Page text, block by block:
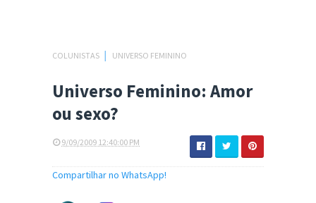
COLUNISTAS UNIVERSO FEMININO
Universo Feminino: Amor
ou sexo?
9/09/2009 12:40:00 PM
Compartilhar no WhatsApp!